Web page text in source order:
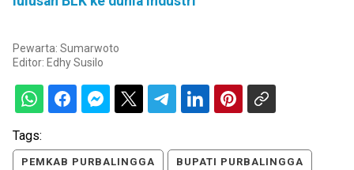
Pewarta: Sumarwoto
Editor: Edhy Susilo
Tags:
PEMKAB PURBALINGGA BUPATI PURBALINGGA